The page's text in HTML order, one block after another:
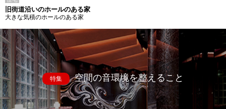
旧街道沿いのホールのある家
大きな気積のホールのある家
特集 空間の音環境を整えること